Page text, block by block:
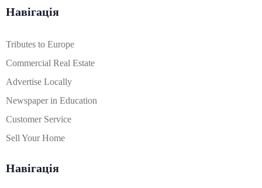
Навігація
Tributes to Europe
Commercial Real Estate
Advertise Locally
Newspaper in Education
Customer Service
Sell Your Home
Навігація